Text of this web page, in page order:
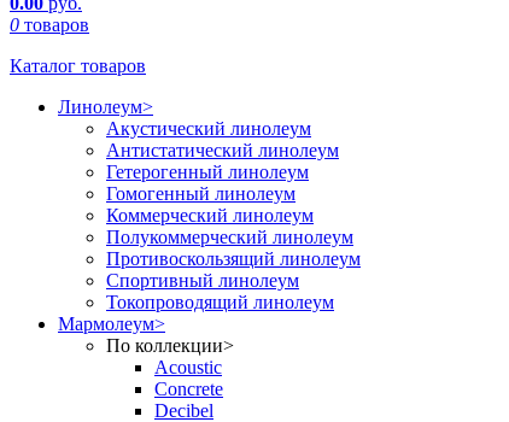
0 товаров
Каталог товаров
Линолеум>
Акустический линолеум
Антистатический линолеум
Гетерогенный линолеум
Гомогенный линолеум
Коммерческий линолеум
Полукоммерческий линолеум
Противоскользящий линолеум
Спортивный линолеум
Токопроводящий линолеум
Мармолеум>
По коллекции>
Acoustic
Concrete
Decibel